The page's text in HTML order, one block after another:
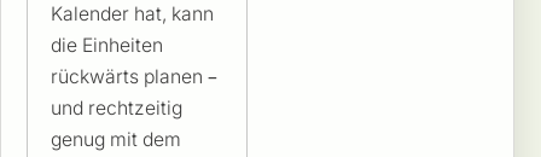
Kalender hat, kann
die Einheiten
rückwärts planen –
und rechtzeitig
genug mit dem